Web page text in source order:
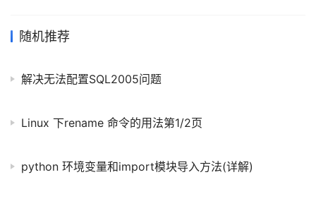
true,否则为false. 兼容性: 这个方法是一个JavaScript扩展到ECMA-
随机推荐
解决无法配置SQL2005问题
Linux 下rename 命令的用法第1/2页
python 环境变量和import模块导入方法(详解)